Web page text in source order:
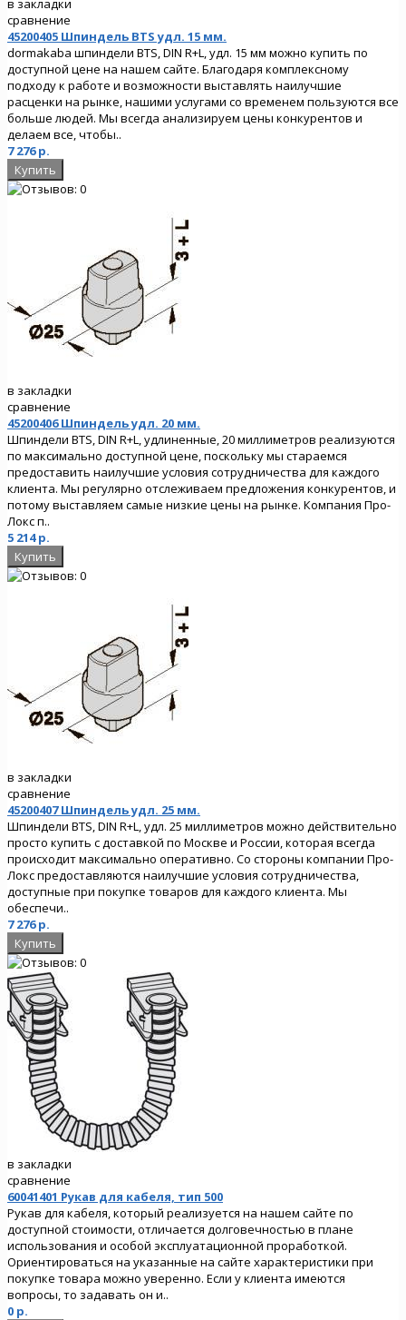
в закладки
сравнение
45200405 Шпиндель BTS удл. 15 мм.
dormakaba шпиндели BTS, DIN R+L, удл. 15 мм можно купить по
доступной цене на нашем сайте. Благодаря комплексному
подходу к работе и возможности выставлять наилучшие
расценки на рынке, нашими услугами со временем пользуются все
больше людей. Мы всегда анализируем цены конкурентов и
делаем все, чтобы..
7 276 р.
в закладки
сравнение
45200406 Шпиндель удл. 20 мм.
Шпиндели BTS, DIN R+L, удлиненные, 20 миллиметров реализуются
по максимально доступной цене, поскольку мы стараемся
предоставить наилучшие условия сотрудничества для каждого
клиента. Мы регулярно отслеживаем предложения конкурентов, и
потому выставляем самые низкие цены на рынке. Компания Про-
Локс п..
5 214 р.
в закладки
сравнение
45200407 Шпиндель удл. 25 мм.
Шпиндели BTS, DIN R+L, удл. 25 миллиметров можно действительно
просто купить с доставкой по Москве и России, которая всегда
происходит максимально оперативно. Со стороны компании Про-
Локс предоставляются наилучшие условия сотрудничества,
доступные при покупке товаров для каждого клиента. Мы
обеспечи..
7 276 р.
в закладки
сравнение
60041401 Рукав для кабеля, тип 500
Рукав для кабеля, который реализуется на нашем сайте по
доступной стоимости, отличается долговечностью в плане
использования и особой эксплуатационной проработкой.
Ориентироваться на указанные на сайте характеристики при
покупке товара можно уверенно. Если у клиента имеются
вопросы, то задавать он и..
0 р.